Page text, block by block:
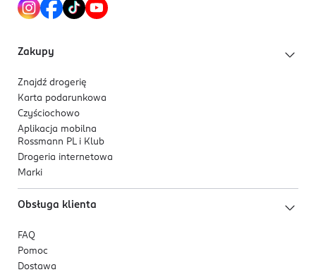
Zakupy
Znajdź drogerię
Karta podarunkowa
Czyściochowo
Aplikacja mobilna
Rossmann PL i Klub
Drogeria internetowa
Marki
Obsługa klienta
FAQ
Pomoc
Dostawa